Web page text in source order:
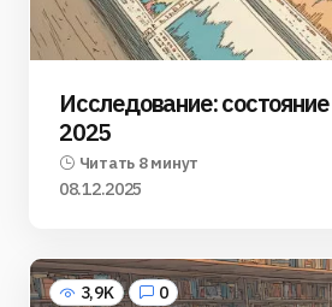
Исследование:
2025
Читать 8 минут
08.12.2025
3,9K 0